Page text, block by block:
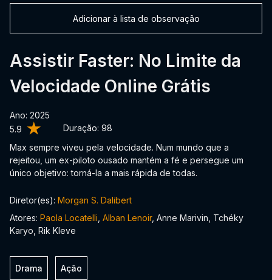
5.9 Duração: 98
Assistir Faster: No Limite da
Velocidade Online Grátis
Ano: 2025
Max sempre viveu pela velocidade. Num mundo que a
rejeitou, um ex-piloto ousado mantém a fé e persegue um
único objetivo: torná-la a mais rápida de todas.
Adicionar à lista de observação
Diretor(es): Morgan S. Dalibert
Atores: Paola Locatelli Alban Lenoir, Anne Marivin, Tchéky
Karyo, Rik Kleve
Drama Ação